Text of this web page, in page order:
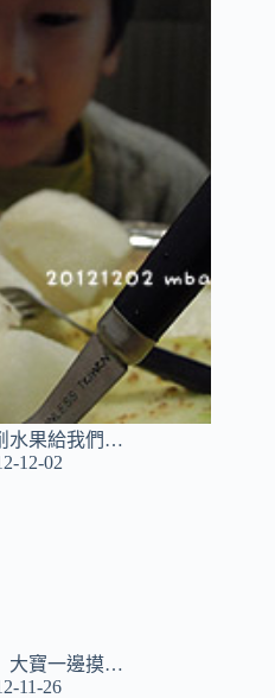
水果給我們…
12-02
大寶一邊摸…
11-26